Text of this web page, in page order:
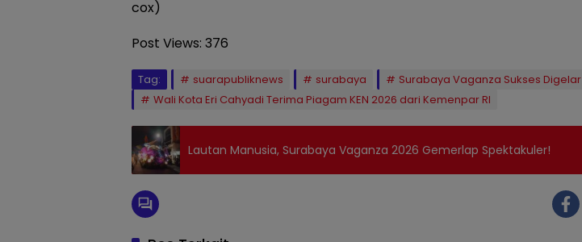
cox)
Post Views: 376
Tag: suarapubliknews surabaya
Surabaya Vaganza Sukses Digelar
Wali Kota Eri Cahyadi Terima Piagam KEN 2026 dari Kemenpar RI
Lautan Manusia, Surabaya Vaganza 2026 Gemerlap Spektakuler!